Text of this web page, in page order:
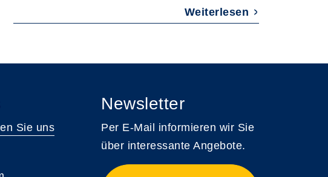
Weiterlesen
Sie uns
Newsletter
Per E-Mail informieren wir Sie
über interessante Angebote.